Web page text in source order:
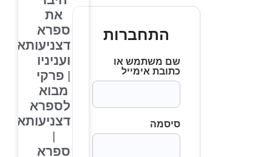
התחברות
שם משתמש או
כתובת אימייל
סיסמה
את
ספרא
דצניעותא
ועניניו
| פרקי
מבוא
לספרא
דצניעותא
ספרא